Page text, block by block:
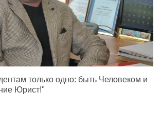
только одно: быть Человеком и
Юрист!"